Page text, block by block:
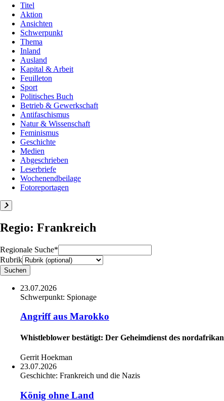
Titel
Aktion
Ansichten
Schwerpunkt
Thema
Inland
Ausland
Kapital & Arbeit
Feuilleton
Sport
Politisches Buch
Betrieb & Gewerkschaft
Antifaschismus
Natur & Wissenschaft
Feminismus
Geschichte
Medien
Abgeschrieben
Leserbriefe
Wochenendbeilage
Fotoreportagen
Regio: Frankreich
Regionale Suche*
Rubrik
23.07.2026
Schwerpunkt: Spionage
Angriff aus Marokko
Whistleblower bestätigt: Der Geheimdienst des
Gerrit Hoekman
23.07.2026
Geschichte: Frankreich und die Nazis
König ohne Land